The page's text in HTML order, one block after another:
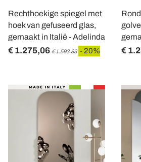
Rechthoekige spiegel met
hoek van gefuseerd glas,
gemaakt in Italië - Adelinda
€ 1.275,06 € 1.593,83 - 20% €